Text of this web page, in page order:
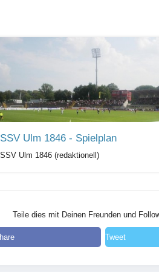
SSV Ulm 1846 - Spielplan
SSV Ulm 1846 (redaktionell)
Teile dies mit Deinen Freunden und
Tweet